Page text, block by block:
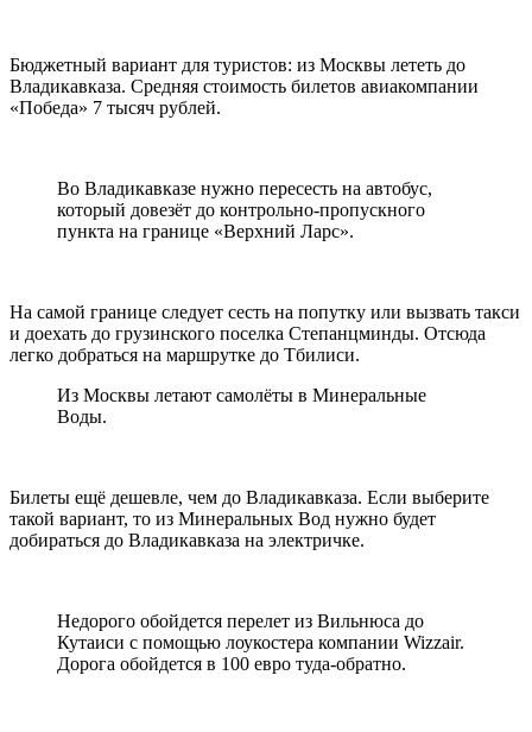
Бюджетный вариант для туристов: из Москвы лететь до
Владикавказа. Средняя стоимость билетов авиакомпании
«Победа» 7 тысяч рублей.
Во Владикавказе нужно пересесть на автобус,
который довезёт до контрольно-пропускного
пункта на границе «Верхний Ларс».
На самой границе следует сесть на попутку или вызвать такси
и доехать до грузинского поселка Степанцминды. Отсюда
легко добраться на маршрутке до Тбилиси.
Из Москвы летают самолёты в Минеральные
Воды.
Билеты ещё дешевле, чем до Владикавказа. Если выберите
такой вариант, то из Минеральных Вод нужно будет
добираться до Владикавказа на электричке.
Недорого обойдется перелет из Вильнюса до
Кутаиси с помощью лоукостера компании Wizzair.
Дорога обойдется в 100 евро туда-обратно.